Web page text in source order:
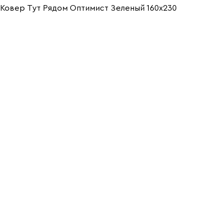
Ковер Тут Рядом Оптимист Зеленый 160x230